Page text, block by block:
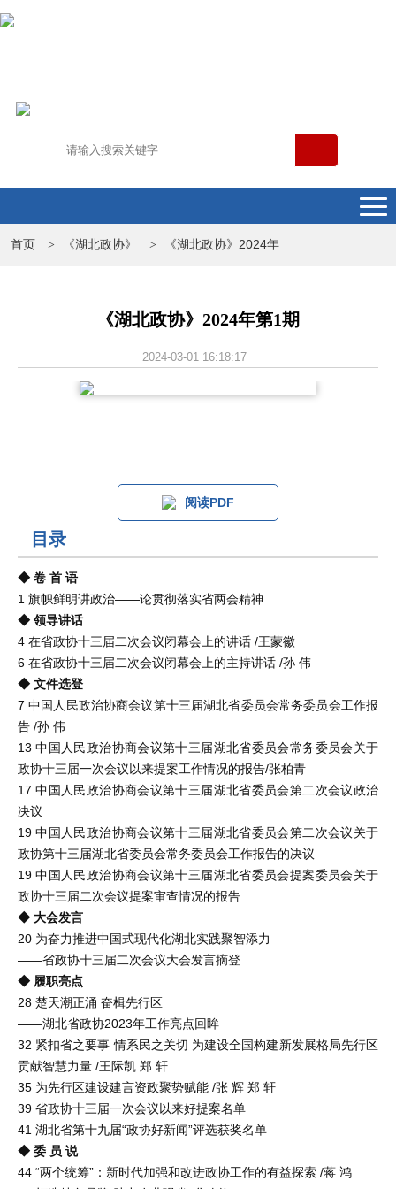
首页 > 《湖北政协》 > 《湖北政协》2024年
《湖北政协》2024年第1期
2024-03-01 16:18:17
阅读PDF
目录
◆ 卷 首 语
1 旗帜鲜明讲政治——论贯彻落实省两会精神
◆ 领导讲话
4 在省政协十三届二次会议闭幕会上的讲话 /王蒙徽
6 在省政协十三届二次会议闭幕会上的主持讲话 /孙 伟
◆ 文件选登
7 中国人民政治协商会议第十三届湖北省委员会常务委员会工作报
告 /孙 伟
13 中国人民政治协商会议第十三届湖北省委员会常务委员会关于
政协十三届一次会议以来提案工作情况的报告/张柏青
17 中国人民政治协商会议第十三届湖北省委员会第二次会议政治
决议
19 中国人民政治协商会议第十三届湖北省委员会第二次会议关于
政协第十三届湖北省委员会常务委员会工作报告的决议
19 中国人民政治协商会议第十三届湖北省委员会提案委员会关于
政协十三届二次会议提案审查情况的报告
◆ 大会发言
20 为奋力推进中国式现代化湖北实践聚智添力
——省政协十三届二次会议大会发言摘登
◆ 履职亮点
28 楚天潮正涌 奋楫先行区
——湖北省政协2023年工作亮点回眸
32 紧扣省之要事 情系民之关切 为建设全国构建新发展格局先行区
贡献智慧力量 /王际凯 郑 轩
35 为先行区建设建言资政聚势赋能 /张 辉 郑 轩
39 省政协十三届一次会议以来好提案名单
41 湖北省第十九届“政协好新闻”评选获奖名单
◆ 委 员 说
44 “两个统筹”：新时代加强和改进政协工作的有益探索 /蒋 鸿